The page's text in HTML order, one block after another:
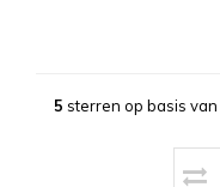
13-03-2026
5 sterren op basis van